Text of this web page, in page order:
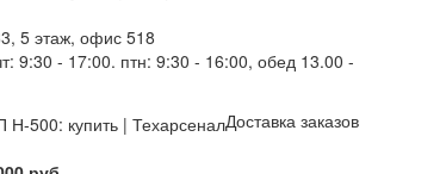
5 этаж, офис 518
9:30 - 17:00. птн: 9:30 - 16:00, обед 13.00 -
Доставка заказов